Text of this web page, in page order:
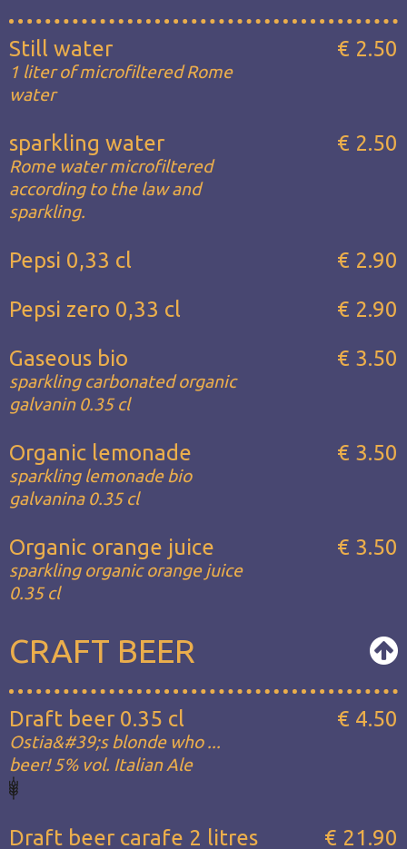
Still water
1 liter of microfiltered Rome
water
€ 2.50
sparkling water
Rome water microfiltered
according to the law and
sparkling.
€ 2.50
Pepsi 0,33 cl
€ 2.90
Pepsi zero 0,33 cl
€ 2.90
Gaseous bio
sparkling carbonated organic
galvanin 0.35 cl
€ 3.50
Organic lemonade
sparkling lemonade bio
galvanina 0.35 cl
€ 3.50
Organic orange juice
sparkling organic orange juice
0.35 cl
€ 3.50
CRAFT BEER
Draft beer 0.35 cl
Ostia&#39;s blonde who ...
beer! 5% vol. Italian Ale
€ 4.50
Draft beer carafe 2 litres € 21.90